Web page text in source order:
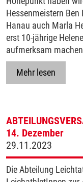
Hessenmeistern
Hanau auch Marla
erst 10-jährige
aufmerksam
Mehr lesen
14. Dezember
29.11.2023
Die Abteilung